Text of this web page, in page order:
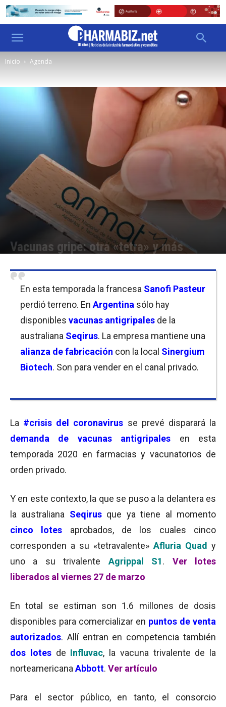
Inicio Agenda
Vacunas gripe: otra «tetra» y más
En esta temporada la francesa Sanofi Pasteur
perdió terreno. En Argentina sólo hay
disponibles vacunas antigripales de la
australiana Seqirus. La empresa mantiene una
alianza de fabricación con la local Sinergium
Biotech. Son para vender en el canal privado.
La #crisis del coronavirus se prevé disparará la
demanda de vacunas antigripales en esta
temporada 2020 en farmacias y vacunatorios de
orden privado.
Y en este contexto, la que se puso a la delantera es
la australiana Seqirus que ya tiene al momento
cinco lotes
aprobados, de los cuales cinco
corresponden a su «tetravalente» Afluria Quad y
uno a su trivalente Agrippal S1. Ver lotes
liberados al viernes 27 de marzo
En total se estiman son 1.6 millones de dosis
disponibles para comercializar en puntos de venta
autorizados. Allí entran en competencia también
dos lotes de Influvac, la vacuna trivalente de la
norteamericana Abbott. Ver artículo
Para el sector público, en tanto, el consorcio